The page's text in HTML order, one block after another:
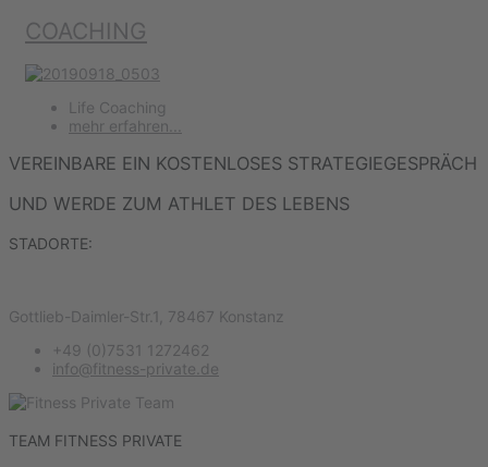
COACHING
Life Coaching
mehr erfahren...
VEREINBARE EIN KOSTENLOSES STRATEGIEGESPRÄCH
UND WERDE ZUM ATHLET DES LEBENS
STADORTE:
Gottlieb-Daimler-Str.1, 78467 Konstanz
+49 (0)7531 1272462
info@fitness-private.de
TEAM FITNESS PRIVATE